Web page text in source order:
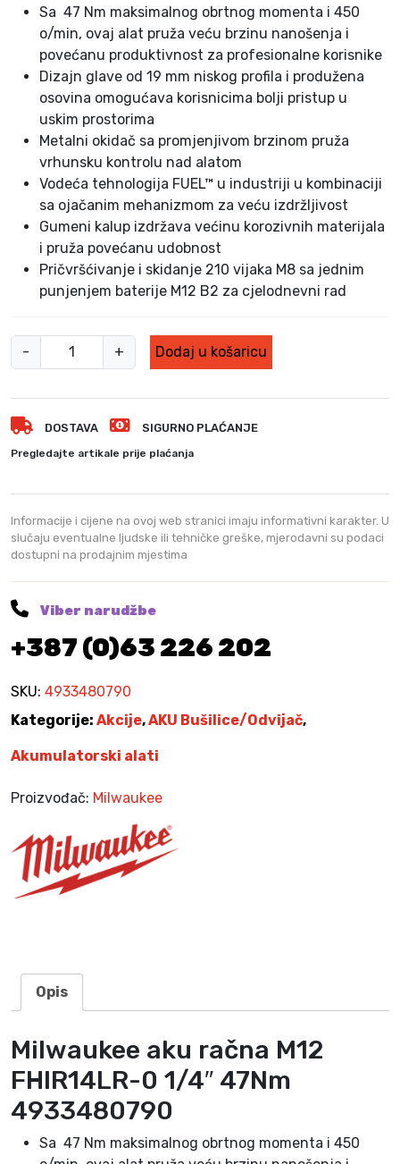
v
o
r
c
i
j
e
n
a
b
i
l
a
9
,
0
M
.
e
n
u
n
a
i
j
e
n
a
e
:
0
Sa 47 Nm maksimalnog obrtnog momenta i 450
o/min, ovaj alat pruža veću brzinu nanošenja i
povećanu produktivnost za profesionalne korisnike
Dizajn glave od 19 mm niskog profila i produžena
osovina omogućava korisnicima bolji pristup u
uskim prostorima
Metalni okidač sa promjenjivom brzinom pruža
vrhunsku kontrolu nad alatom
Vodeća tehnologija FUEL™ u industriji u kombinaciji
sa ojačanim mehanizmom za veću izdržljivost
Gumeni kalup izdržava većinu korozivnih materijala
i pruža povećanu udobnost
Pričvršćivanje i skidanje 210 vijaka M8 sa jednim
punjenjem baterije M12 B2 za cjelodnevni rad
-
i
a
u
e
e
a
k
u
r
č
a
1
2
H
L
/
4
N
+ Dodaj u košaricu
DOSTAVA SIGURNO PLAĆANJE
Pregledajte artikale prije plaćanja
Informacije i cijene na ovoj web stranici imaju informativni karakter. U
slučaju eventualne ljudske ili tehničke greške, mjerodavni su podaci
dostupni na prodajnim mjestima
Viber narudžbe
+387 (0)63 226 202
SKU: 4933480790
Kategorije: Akcije,AKU Bušilice/Odvijač,
Akumulatorski alati
Proizvođač: Milwaukee
Opis
Milwaukee aku račna M12
FHIR14LR-0 1/4″ 47Nm
4933480790
Sa 47 Nm maksimalnog obrtnog momenta i 450